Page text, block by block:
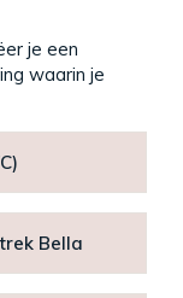
je een
waarin je
Bella